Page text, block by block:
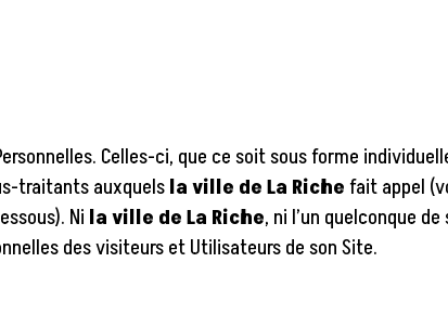
Celles-ci, que ce soit sous forme
traitants auxquelsla ville de La Richefait appel
Ni la ville de La Riche, ni l’un quelconque
des visiteurs et Utilisateurs de son Site.